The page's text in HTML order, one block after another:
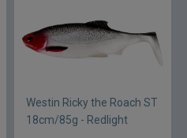
Westin Ricky the Roach ST
18cm/85g - Redlight